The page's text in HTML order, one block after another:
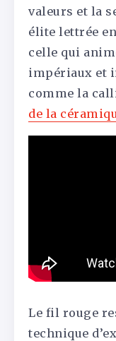
valeurs et la
élite lettrée
celle qui
impériaux et
comme la
de la
Le fil rouge
technique